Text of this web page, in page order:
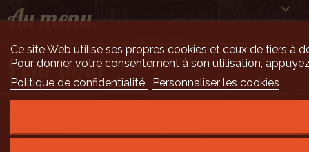
Au menu 
Pour infos 
Ce site Web utilise ses propres cookies et ceux de tiers à
Pour donner votre consentement à son utilisation,
Politique de confidentialité
Personnaliser les cookies